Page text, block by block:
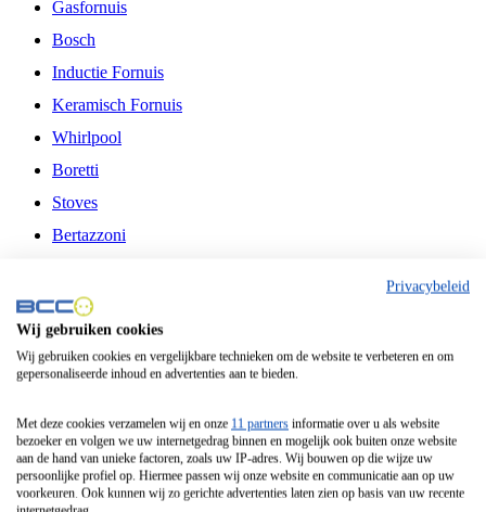
Gasfornuis
Bosch
Inductie Fornuis
Keramisch Fornuis
Whirlpool
Boretti
Stoves
Bertazzoni
Fitelli
Airfryer
Frituurpan
Contactgrill
Broodbakmachine
Broodrooster
Privacybeleid
Wij gebruiken cookies
Wij gebruiken cookies en vergelijkbare technieken om de website te verbeteren en om
gepersonaliseerde inhoud en advertenties aan te bieden.
Met deze cookies verzamelen wij en onze 11 partners informatie over u als website
bezoeker en volgen we uw internetgedrag binnen en mogelijk ook buiten onze website
aan de hand van unieke factoren, zoals uw IP-adres. Wij bouwen op die wijze uw
persoonlijke profiel op. Hiermee passen wij onze website en communicatie aan op uw
voorkeuren. Ook kunnen wij zo gerichte advertenties laten zien op basis van uw recente